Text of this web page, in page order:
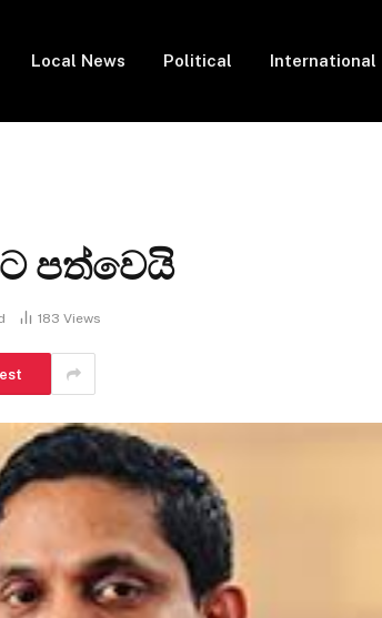
Local News Political International
පත්වෙයි
183 Views